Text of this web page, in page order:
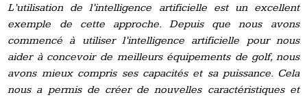
L’utilisation de l’intelligence artificielle est un excellent
exemple de cette approche. Depuis que nous avons
commencé à utiliser l’intelligence artificielle pour nous
aider à concevoir de meilleurs équipements de golf, nous
avons mieux compris ses capacités et sa puissance. Cela
nous a permis de créer de nouvelles caractéristiques et